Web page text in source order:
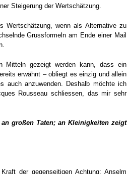
Steigerung der Wertschätzung.
Wertschätzung, wenn als Alternative zu
Grussformeln am Ende einer Mail
Mitteln gezeigt werden kann, dass ein
erwähnt – obliegt es einzig und allein
auch anzuwenden. Deshalb möchte ich
Rousseau schliessen, das mir sehr
großen Taten; an Kleinigkeiten zeigt
der gegenseitigen Achtung; Anselm